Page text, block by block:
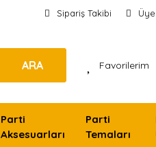
Sipariş Takibi
ARA Favorilerim
Parti
Aksesuarları
Parti
Temaları